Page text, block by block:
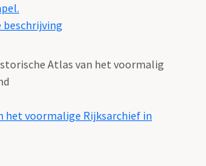
beschrijving
Atlas van het voormalig
het voormalige Rijksarchief in